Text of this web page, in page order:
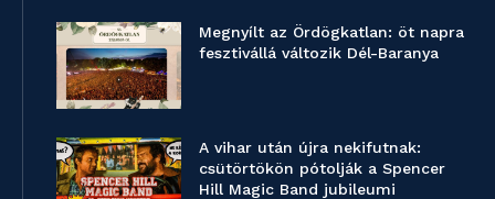
Megnyílt az Ördögkatlan: öt napra
fesztivállá változik Dél-Baranya
A vihar után újra nekifutnak:
csütörtökön pótolják a Spencer
Hill Magic Band jubileumi